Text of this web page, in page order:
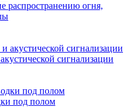
распространению огня,
сигнализации
под полом